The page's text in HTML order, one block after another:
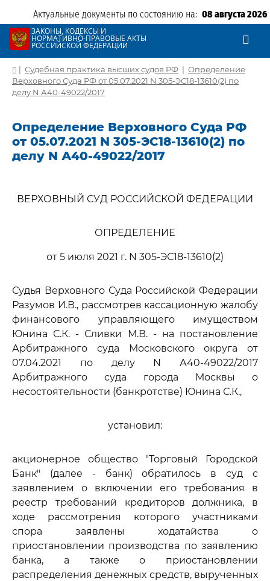
Актуальные документы по состоянию на: 08 августа 2026
ЗАКОНЫ, КОДЕКСЫ И
НОРМАТИВНО-ПРАВОВЫЕ АКТЫ
РОССИЙСКОЙ ФЕДЕРАЦИИ
| Судебная практика высших судов РФ | Определение
Верховного Суда РФ от 05.07.2021 N 305-ЭС18-13610(2) по
делу N А40-49022/2017
Определение Верховного Суда РФ
от 05.07.2021 N 305-ЭС18-13610(2) по
делу N А40-49022/2017
ВЕРХОВНЫЙ СУД РОССИЙСКОЙ ФЕДЕРАЦИИ
ОПРЕДЕЛЕНИЕ
от 5 июля 2021 г. N 305-ЭС18-13610(2)
Судья Верховного Суда Российской Федерации
Разумов И.В., рассмотрев кассационную жалобу
финансового управляющего имуществом
Юнина С.К. - Сливки М.В. - на постановление
Арбитражного суда Московского округа от
07.04.2021 по делу N А40-49022/2017
Арбитражного суда города Москвы о
несостоятельности (банкротстве) Юнина С.К.,
установил:
акционерное общество "Торговый Городской
Банк" (далее - банк) обратилось в суд с
заявлением о включении его требования в
реестр требований кредиторов должника, в
ходе рассмотрения которого участниками
спора заявлены ходатайства о
приостановлении производства по заявлению
банка, а также о приостановлении
распределения денежных средств, вырученных